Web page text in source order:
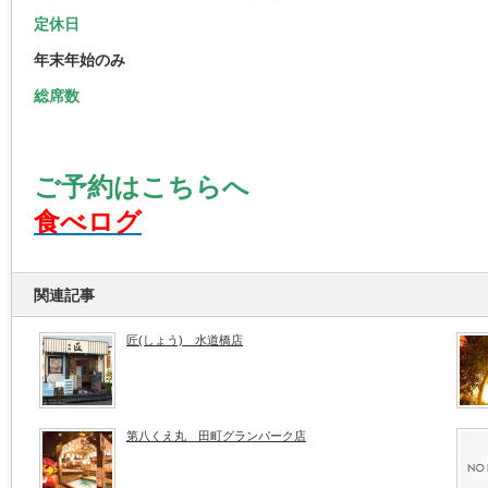
定休日
年末年始のみ
総席数
ご予約はこちらへ
食べログ
関連記事
匠(しょう) 水道橋店
第八くえ丸 田町グランパーク店